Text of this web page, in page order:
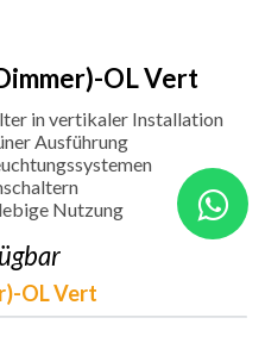
OL Vert
in vertikaler Installation
Ausführung
Nutzung
OL Vert